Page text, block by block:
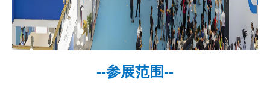
--参展范围--